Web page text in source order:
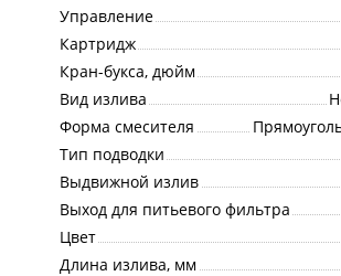
Управление
Картридж
Кран-букса, дюйм
Вид излива
Форма смесителя
Тип подводки
Выдвижной излив
Выход для питьевого фильтра
Цвет
Длина излива, мм